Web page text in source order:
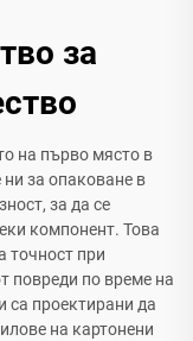
за
на първо място в
за опаковане в
за да се
компонент. Това
точност при
повреди по време на
са проектирани да
на картонени